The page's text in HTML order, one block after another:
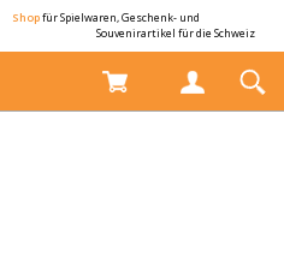
Shopfür Spielwaren, Geschenk- und
Souvenirartikel für die Schweiz